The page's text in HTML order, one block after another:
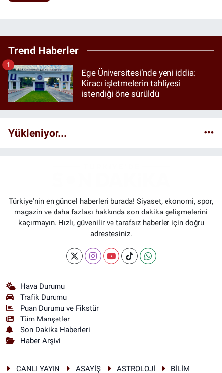
Trend Haberler
Ege Üniversitesi’nde yeni iddia:
Kiracı işletmelerin tahliyesi
istendiği öne sürüldü
1
Yükleniyor...
Türkiye'nin en güncel haberleri burada! Siyaset, ekonomi, spor,
magazin ve daha fazlası hakkında son dakika gelişmelerini
kaçırmayın. Hızlı, güvenilir ve tarafsız haberler için doğru
adrestesiniz.
Hava Durumu
Trafik Durumu
Puan Durumu ve Fikstür
Tüm Manşetler
Son Dakika Haberleri
Haber Arşivi
CANLI YAYIN ASAYİŞ ASTROLOJİ BİLİM